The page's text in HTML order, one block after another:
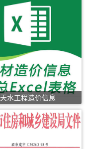
天水工程造价信息